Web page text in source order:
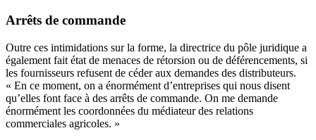
Arrêts de commande
Outre ces intimidations sur la forme, la directrice du pôle juridique a
également fait état de menaces de rétorsion ou de déférencements, si
les fournisseurs refusent de céder aux demandes des distributeurs.
« En ce moment, on a énormément d’entreprises qui nous disent
qu’elles font face à des arrêts de commande. On me demande
énormément les coordonnées du médiateur des relations
commerciales agricoles. »